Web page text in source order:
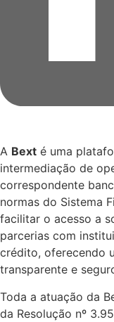
A Bext é uma
intermediação de
correspondente
normas do Sistema
facilitar o acesso a
parcerias com
crédito, oferecendo
transparente e
Toda a atuação da
da Resolução nº